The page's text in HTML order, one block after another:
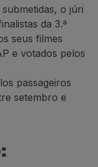
o júri
da 3.ª
seus filmes
e votados pelos
passageiros
setembro e